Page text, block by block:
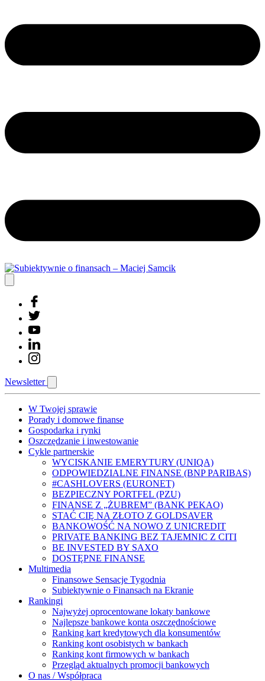
Newsletter
W Twojej sprawie
Porady i domowe finanse
Gospodarka i rynki
Oszczędzanie i inwestowanie
Cykle partnerskie
WYCISKANIE EMERYTURY (UNIQA)
ODPOWIEDZIALNE FINANSE (BNP PARIBAS)
#CASHLOVERS (EURONET)
BEZPIECZNY PORTFEL (PZU)
FINANSE Z „ŻUBREM” (BANK PEKAO)
STAĆ CIĘ NA ZŁOTO Z GOLDSAVER
BANKOWOŚĆ NA NOWO Z UNICREDIT
PRIVATE BANKING BEZ TAJEMNIC Z CITI
BE INVESTED BY SAXO
DOSTĘPNE FINANSE
Multimedia
Finansowe Sensacje Tygodnia
Subiektywnie o Finansach na Ekranie
Rankingi
Najwyżej oprocentowane lokaty bankowe
Najlepsze bankowe konta oszczędnościowe
Ranking kart kredytowych dla konsumentów
Ranking kont osobistych w bankach
Ranking kont firmowych w bankach
Przegląd aktualnych promocji bankowych
O nas / Współpraca